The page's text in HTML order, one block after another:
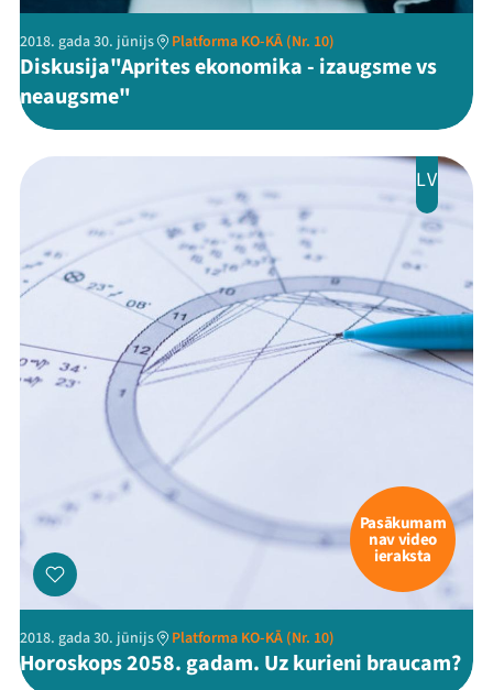
Mana programma
Programma
Viņi bija LAMPĀ 2026
Jaunumi
2018. gada 30. jūnijs Platforma KO-KĀ (Nr. 10)
Diskusija"Aprites ekonomika - izaugsme vs
neaugsme"
LV
Pasākumam
nav video
ieraksta
2018. gada 30. jūnijs Platforma KO-KĀ (Nr. 10)
Horoskops 2058. gadam. Uz kurieni braucam?